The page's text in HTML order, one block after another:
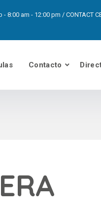
8:00 am - 12:00 pm / CONTACT
Contacto